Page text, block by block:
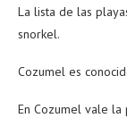
La lista de las
snorkel.
Cozumel es
En Cozumel vale la